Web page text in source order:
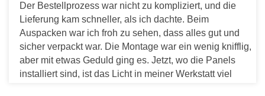
Der Bestellprozess war nicht zu kompliziert, und die
Lieferung kam schneller, als ich dachte. Beim
Auspacken war ich froh zu sehen, dass alles gut und
sicher verpackt war. Die Montage war ein wenig knifflig,
aber mit etwas Geduld ging es. Jetzt, wo die Panels
installiert sind, ist das Licht in meiner Werkstatt viel